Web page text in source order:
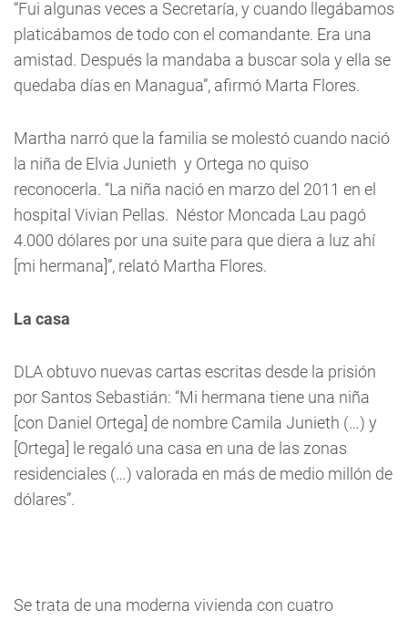
“Fui algunas veces a Secretaría, y cuando llegábamos
platicábamos de todo con el comandante. Era una
amistad. Después la mandaba a buscar sola y ella se
quedaba días en Managua”, afirmó Marta Flores.
Martha narró que la familia se molestó cuando nació
la niña de Elvia Junieth y Ortega no quiso
reconocerla. “La niña nació en marzo del 2011 en el
hospital Vivian Pellas. Néstor Moncada Lau pagó
4.000 dólares por una suite para que diera a luz ahí
[mi hermana]”, relató Martha Flores.
La casa
DLA obtuvo nuevas cartas escritas desde la prisión
por Santos Sebastián: “Mi hermana tiene una niña
[con Daniel Ortega] de nombre Camila Junieth (…) y
[Ortega] le regaló una casa en una de las zonas
residenciales (…) valorada en más de medio millón de
dólares”.
Se trata de una moderna vivienda con cuatro